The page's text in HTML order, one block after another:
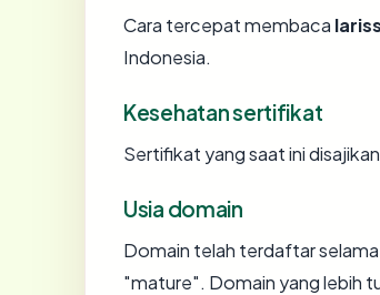
Cara tercepat membaca
Indonesia.
Kesehatan sertifikat
Sertifikat yang saat ini
Usia domain
Domain telah terdaftar
"mature". Domain yang lebih